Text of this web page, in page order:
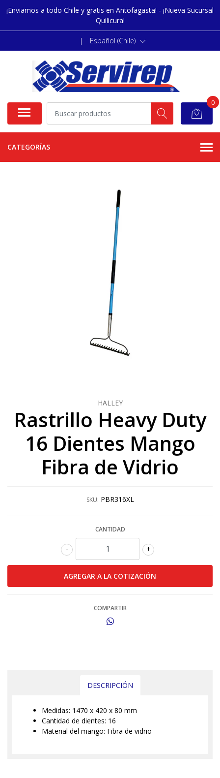
¡Enviamos a todo Chile y gratis en Antofagasta! - ¡Nueva Sucursal
Quilicura!
| Español (Chile)
0
CATEGORÍAS
HALLEY
Rastrillo Heavy Duty
16 Dientes Mango
Fibra de Vidrio
SKU: PBR316XL
CANTIDAD
+
-
COMPARTIR
DESCRIPCIÓN
Medidas: 1470 x 420 x 80 mm
Cantidad de dientes: 16
Material del mango: Fibra de vidrio